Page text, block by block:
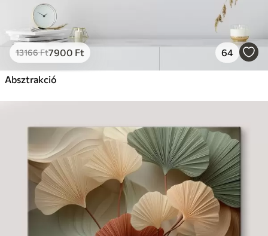
13166Ft7900 Ft 64
Absztrakció